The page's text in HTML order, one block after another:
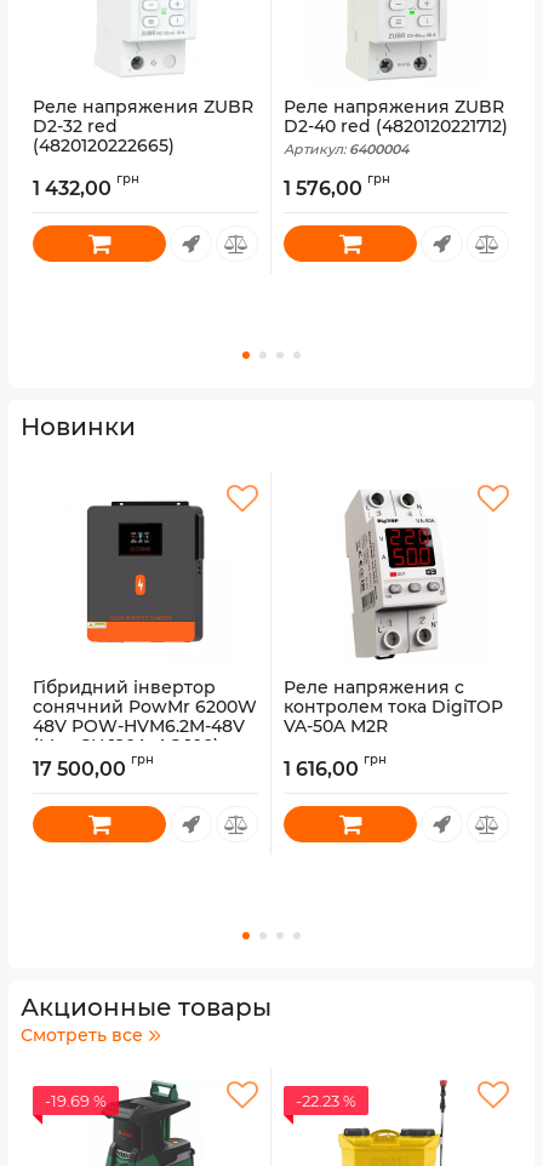
Реле напряжения ZUBR
D2-32 red
(4820120222665)
1 432,00 грн
Реле напряжения ZUBR
D2-40 red (4820120221712)
Артикул: 6400004
1 576,00 грн
Новинки
Гібридний інвертор
сонячний PowMr 6200W
48V POW-HVM6.2M-48V
(Max CH 120A, AC 100)
Артикул: POW-HVM6.2M-48V
17 500,00 грн
Реле напряжения с
контролем тока DigiTOP
VA-50A M2R
1 616,00 грн
Акционные товары
Смотреть все
-19.69 % -22.23 %